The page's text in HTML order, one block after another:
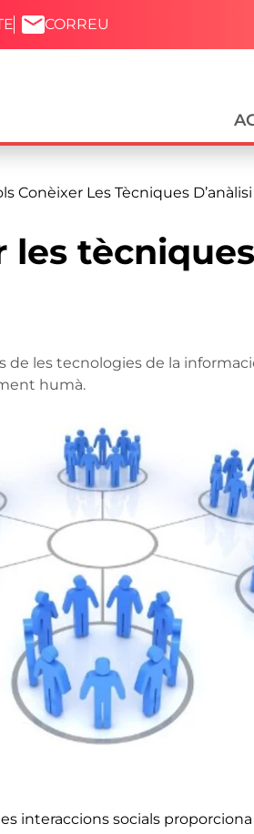
CORREU
Conèixer Les Tècniques
les
de les tecnologies de la
humà.
interaccions socials